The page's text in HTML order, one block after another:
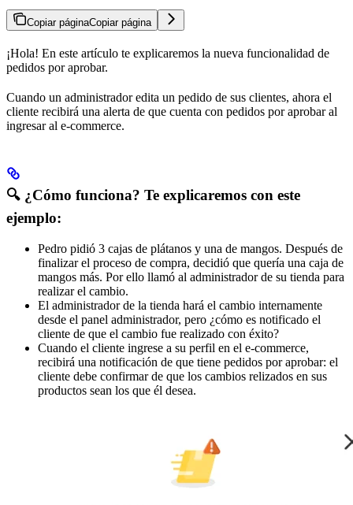
Copiar páginaCopiar página
¡Hola! En este artículo te explicaremos la nueva funcionalidad de
pedidos por aprobar.
Cuando un administrador edita un pedido de sus clientes, ahora el
cliente recibirá una alerta de que cuenta con pedidos por aprobar al
ingresar al e-commerce.
🔍 ¿Cómo funciona? Te explicaremos con este
ejemplo:
Pedro pidió 3 cajas de plátanos y una de mangos. Después de
finalizar el proceso de compra, decidió que quería una caja de
mangos más. Por ello llamó al administrador de su tienda para
realizar el cambio.
El administrador de la tienda hará el cambio internamente
desde el panel administrador, pero ¿cómo es notificado el
cliente de que el cambio fue realizado con éxito?
Cuando el cliente ingrese a su perfil en el e-commerce,
recibirá una notificación de que tiene pedidos por aprobar: el
cliente debe confirmar de que los cambios relizados en sus
productos sean los que él desea.